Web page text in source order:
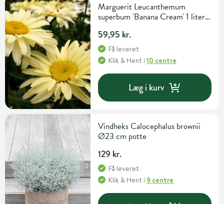
Marguerit Leucanthemum
superbum 'Banana Cream' 1 liter
59,95 kr.
Få leveret
Klik & Hent i10 centre
Læg i kurv
Vindheks Calocephalus brownii
Ø23 cm potte
129 kr.
Få leveret
Klik & Hent i 9 centre